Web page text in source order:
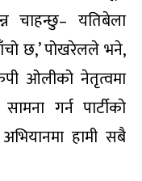
चाहन्छु– यतिबेला
छ,’ पोखरेलले भने,
ओलीको नेतृत्वमा
गर्न पार्टीको
अभियानमा हामी सबै